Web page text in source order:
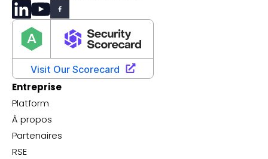
Entreprise
Platform
À propos
Partenaires
RSE